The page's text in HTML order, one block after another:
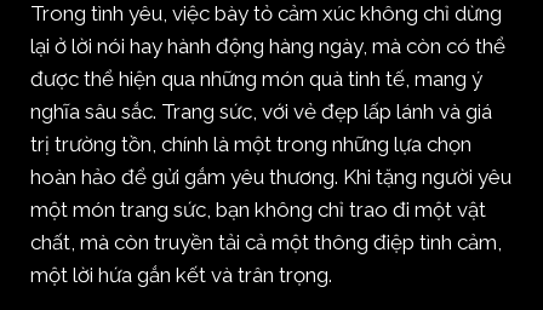
Trong tình yêu, việc bày tỏ cảm xúc không chỉ dừng
lại ở lời nói hay hành động hàng ngày, mà còn có thể
được thể hiện qua những món quà tinh tế, mang ý
nghĩa sâu sắc. Trang sức, với vẻ đẹp lấp lánh và giá
trị trường tồn, chính là một trong những lựa chọn
hoàn hảo để gửi gắm yêu thương. Khi tặng người yêu
một món trang sức, bạn không chỉ trao đi một vật
chất, mà còn truyền tải cả một thông điệp tình cảm,
một lời hứa gắn kết và trân trọng.